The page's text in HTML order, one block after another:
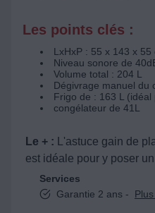
Les points clés :
LxHxP : 55 x 143 x 55
Niveau sonore de
Volume total : 204 L
Dégivrage manuel du
Frigo de : 163 L
congélateur de 41L
Le + :
L'astuce gain de
est idéale pour y poser
Services
Garantie 2 ans -